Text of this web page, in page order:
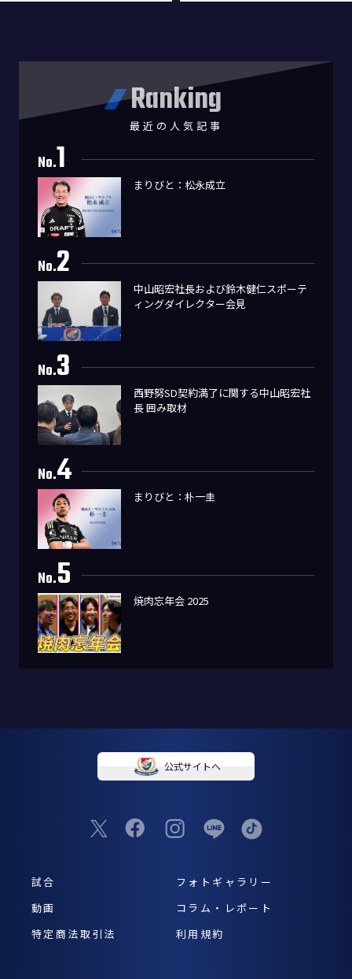
Ranking
最近の人気記事
No.1
まりびと：松永成立
No.2
中山昭宏社長および鈴木健仁スポーテ
ィングダイレクター会見
No.3
西野努SD契約満了に関する中山昭宏社
長 囲み取材
No.4
まりびと：朴一圭
No.5
焼肉忘年会 2025
公式サイトへ
試合
フォトギャラリー
動画
コラム・レポート
特定商法取引法
利用規約